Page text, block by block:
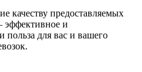
качеству предоставляемых
эффективное и
польза для вас и вашего